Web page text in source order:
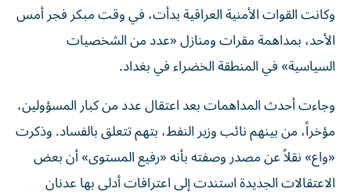
وكانت القوات الأمنية العراقية بدأت، في وقت مبكر فجر أمس
الأحد، بمداهمة مقرات ومنازل «عدد من الشخصيات
السياسية» في المنطقة الخضراء في بغداد.
وجاءت أحدث المداهمات بعد اعتقال عدد ‌من كبار المسؤولين،
مؤخراً، من بينهم نائب وزير النفط، بتهم تتعلق بالفساد. وذكرت
​«واع» نقلاً عن مصدر وصفته بأنه «رفيع المستوى» أن بعض
الاعتقالات الجديدة ‌استندت إلى اعترافات أدلى بها عدنان